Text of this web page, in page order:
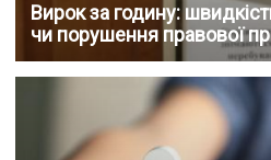
Вирок за годину:
чи порушення правової